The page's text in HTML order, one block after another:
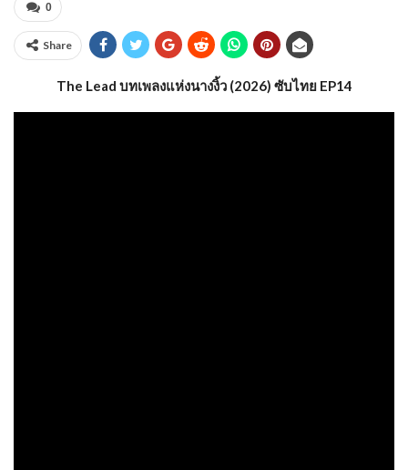
0
Share
The Lead บทเพลงแห่งนางงิ้ว (2026) ซับไทย EP14